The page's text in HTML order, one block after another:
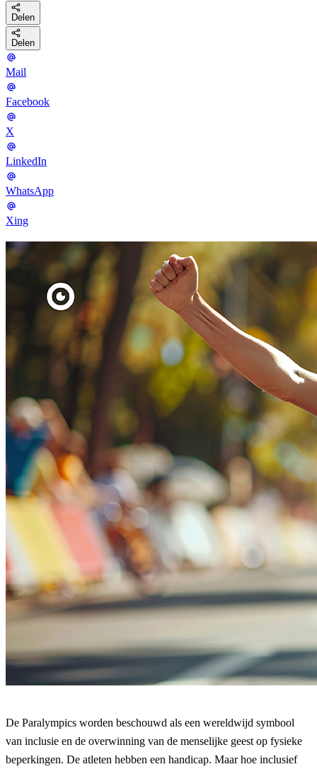
Delen
Delen
Mail
Facebook
X
LinkedIn
WhatsApp
Xing
De Paralympics worden beschouwd als een wereldwijd symbool
van inclusie en de overwinning van de menselijke geest op fysieke
beperkingen. De atleten hebben een handicap. Maar hoe inclusief